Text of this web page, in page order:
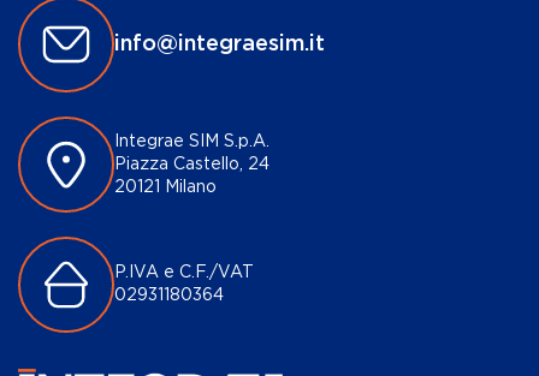
info@integraesim.it
Integrae SIM S.p.A.
Piazza Castello, 24
20121 Milano
P.IVA e C.F./VAT
02931180364